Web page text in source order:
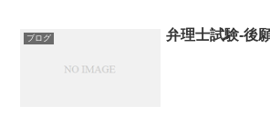
ブログ 弁理士試験-後